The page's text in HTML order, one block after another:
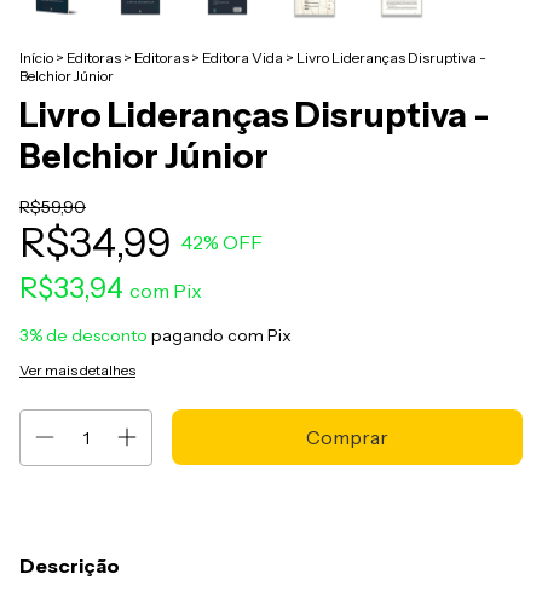
Início > Editoras > Editoras > Editora Vida > Livro Lideranças Disruptiva -
Belchior Júnior
Livro Lideranças Disruptiva -
Belchior Júnior
R$59,90
R$34,99 42% OFF
R$33,94 com Pix
3% de desconto pagando com Pix
Ver mais detalhes
Descrição